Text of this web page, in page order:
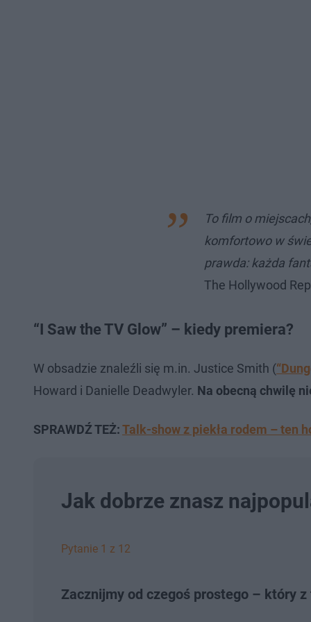
To film o
komfortowo w
prawda: każda
The Hollywood
“I Saw the TV Glow” – kiedy premiera?
W obsadzie znaleźli się m.in. Justice Smith (
Howard i Danielle Deadwyler. Na obecną chwilę
SPRAWDŹ TEŻ:Talk-show z piekła rodem – ten
Jak dobrze znasz
Pytanie 1 z 12
Zacznijmy od czegoś prostego – który